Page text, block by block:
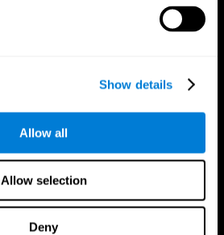
Show details
Allow all
Allow selection
Deny
CogniFit App